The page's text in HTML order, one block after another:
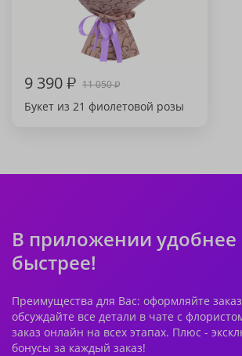
9 390₽ 11 050₽
Букет из 21 фиолетовой розы
В приложении удобнее
быстрее!
Преимущества для Вас: оформляйте
обсуждайте все детали в чате с
заказ онлайн на всех этапах. Плюс -
бонусы за каждый заказ!